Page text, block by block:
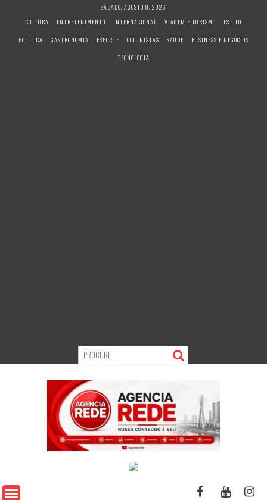
SÁBADO, AGOSTO 8, 2026
CULTURA
ENTRETENIMENTO INTERNACIONAL VIAGEM E TURISMO
ESTILO
POLÍTICA
GASTRONOMIA ESPORTE COLUNISTAS SAÚDE
BUSINESS E NEGÓCIOS
TECNOLOGIA